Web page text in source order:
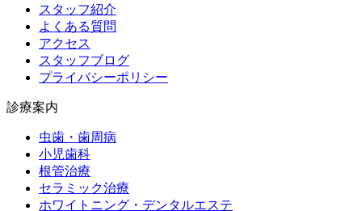
スタッフ紹介
よくある質問
アクセス
スタッフブログ
プライバシーポリシー
診療案内
虫歯・歯周病
小児歯科
根管治療
セラミック治療
ホワイトニング・デンタルエステ